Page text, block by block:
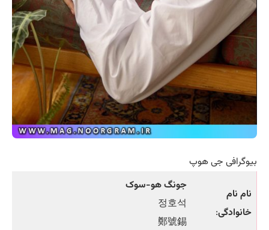
بیوگرافی جی هوپ
نام نام
خانوادگی:
جونگ هو-سوک
정호석
鄭號錫